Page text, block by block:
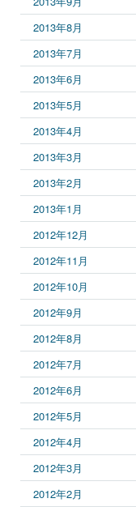
2013年8月
2013年7月
2013年6月
2013年5月
2013年4月
2013年3月
2013年2月
2013年1月
2012年12月
2012年11月
2012年10月
2012年9月
2012年8月
2012年7月
2012年6月
2012年5月
2012年4月
2012年3月
2012年2月